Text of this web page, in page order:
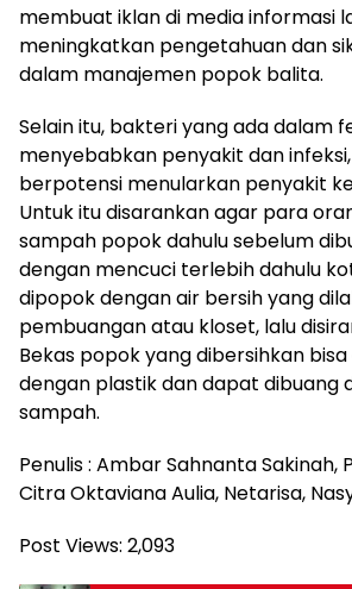
membuat iklan di media informasi
meningkatkan pengetahuan dan
dalam manajemen popok balita.
Selain itu, bakteri yang ada dalam
menyebabkan penyakit dan
berpotensi menularkan penyakit
Untuk itu disarankan agar para
sampah popok dahulu sebelum
dengan mencuci terlebih dahulu
dipopok dengan air bersih yang
pembuangan atau kloset, lalu
Bekas popok yang dibersihkan
dengan plastik dan dapat dibuang
sampah.
Penulis : Ambar Sahnanta Sakinah,
Citra Oktaviana Aulia, Netarisa,
Post Views: 2,093